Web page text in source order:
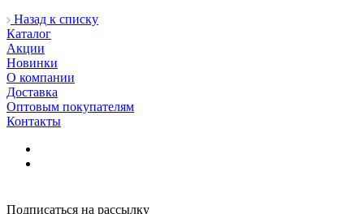
Назад к списку
Каталог
Акции
Новинки
О компании
Доставка
Оптовым покупателям
Контакты
Подписаться на рассылку